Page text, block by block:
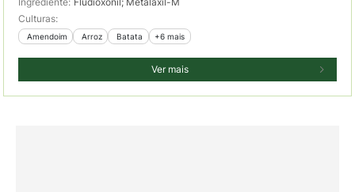
Culturas:
Amendoim Arroz Batata +6 mais
Ver mais